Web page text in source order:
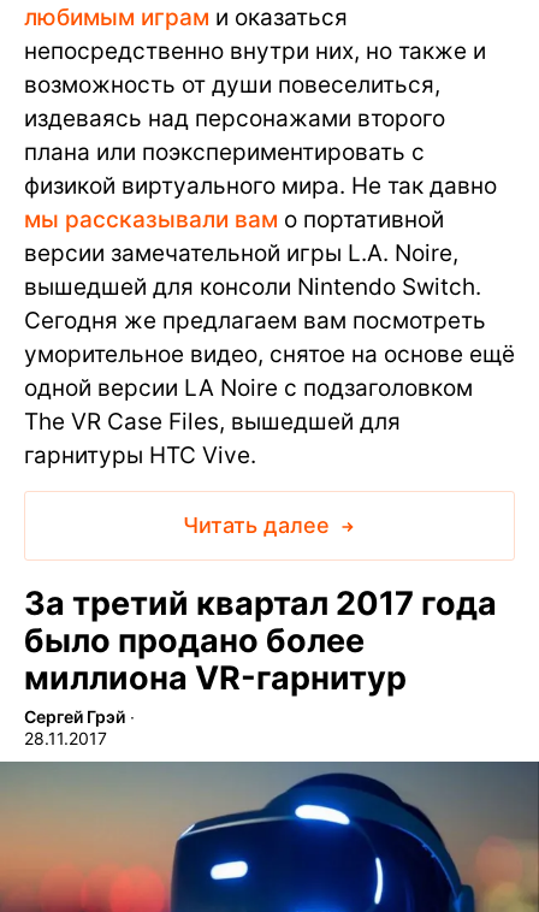
любимым играм и оказаться
непосредственно внутри них, но также и
возможность от души повеселиться,
издеваясь над персонажами второго
плана или поэкспериментировать с
физикой виртуального мира. Не так давно
мы рассказывали вам о портативной
версии замечательной игры L.A. Noire,
вышедшей для консоли Nintendo Switch.
Сегодня же предлагаем вам посмотреть
уморительное видео, снятое на основе ещё
одной версии LA Noire с подзаголовком
The VR Case Files, вышедшей для
гарнитуры HTC Vive.
Читать далее
За третий квартал 2017 года
было продано более
миллиона VR-гарнитур
Сергей Грэй ∙
28.11.2017